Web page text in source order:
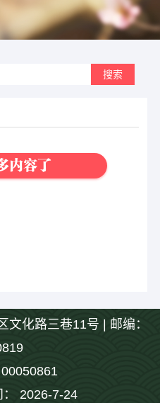
内容了
化路三巷11号 | 邮编：
00050861
2026-7-24